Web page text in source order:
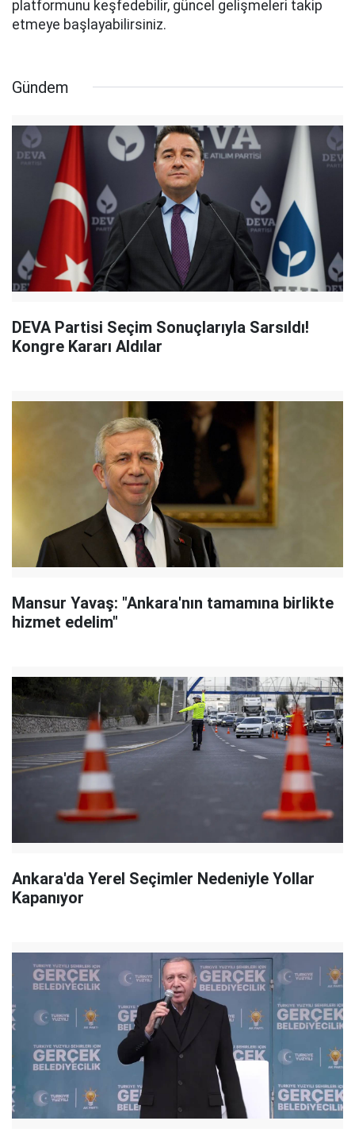
platformunu keşfedebilir, güncel gelişmeleri takip
etmeye başlayabilirsiniz.
Gündem
DEVA Partisi Seçim Sonuçlarıyla Sarsıldı!
Kongre Kararı Aldılar
Mansur Yavaş: "Ankara'nın tamamına birlikte
hizmet edelim"
Ankara'da Yerel Seçimler Nedeniyle Yollar
Kapanıyor